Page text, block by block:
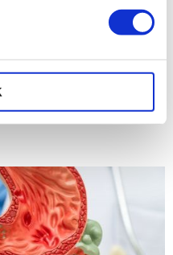
prawidłową